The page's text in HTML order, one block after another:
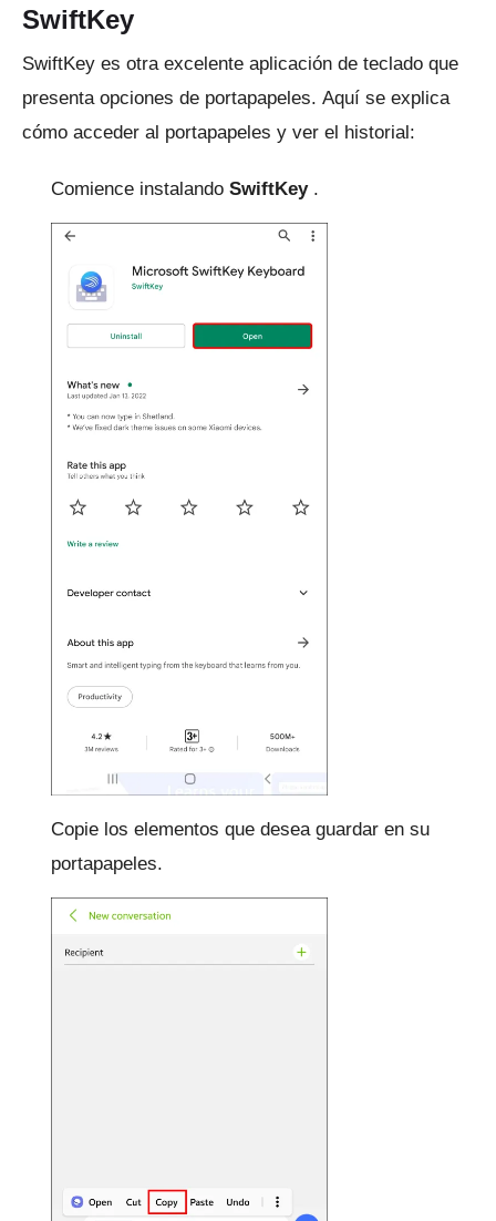
SwiftKey
SwiftKey es otra excelente aplicación de teclado que
presenta opciones de portapapeles. Aquí se explica
cómo acceder al portapapeles y ver el historial:
Comience instalando SwiftKey.
Copie los elementos que desea guardar en su
portapapeles.